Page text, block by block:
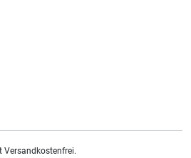
Versandkostenfrei.